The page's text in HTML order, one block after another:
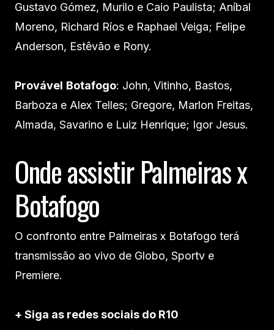
Gustavo Gómez, Murilo e Caio Paulista; Aníbal
Moreno, Richard Ríos e Raphael Veiga; Felipe
Anderson, Estêvão e Rony.
Provável Botafogo: John, Vitinho, Bastos,
Barboza e Alex Telles; Gregore, Marlon Freitas,
Almada, Savarino e Luiz Henrique; Igor Jesus.
Onde assistir Palmeiras x
Botafogo
O confronto entre Palmeiras x Botafogo terá
transmissão ao vivo de Globo, Sportv e
Premiere.
+ Siga as redes sociais do R10